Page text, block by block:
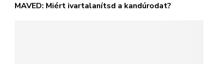
MAVED: Miért ivartalanítsd a kandúrodat?